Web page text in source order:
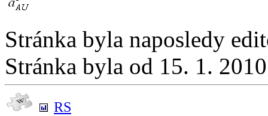
Stránka byla naposledy
Stránka byla od 15. 1.
RS